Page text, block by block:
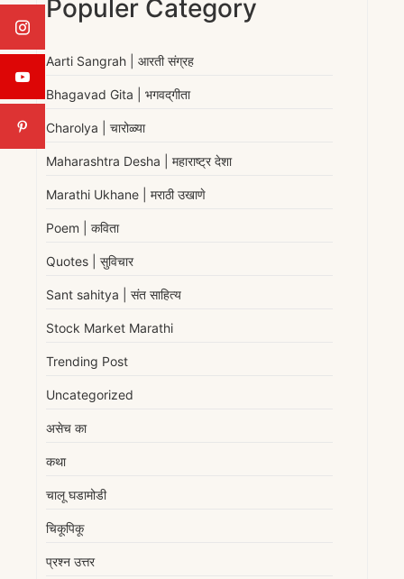
Populer Category
Aarti Sangrah | आरती संग्रह
Bhagavad Gita | भगवद्‌गीता
Charolya | चारोळ्या
Maharashtra Desha | महाराष्ट्र देशा
Marathi Ukhane | मराठी उखाणे
Poem | कविता
Quotes | सुविचार
Sant sahitya | संत साहित्य
Stock Market Marathi
Trending Post
Uncategorized
असेच का
कथा
चालू घडामोडी
चिकूपिकू
प्रश्न उत्तर